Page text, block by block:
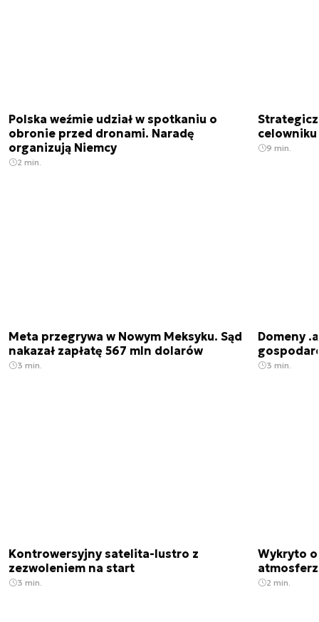
Polska weźmie udział w spotkaniu o
obronie przed dronami. Naradę
organizują Niemcy
2 min.
9 min.
Meta przegrywa w Nowym Meksyku. Sąd
nakazał zapłatę 567 mln dolarów
3 min.
Domeny
3 min.
Kontrowersyjny satelita-lustro z
zezwoleniem na start
3 min.
Wykryto
2 min.